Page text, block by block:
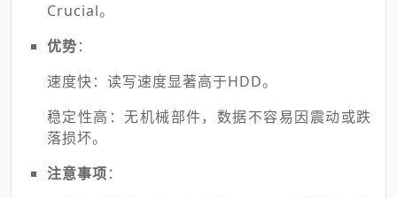
Crucial。
优势：
速度快：读写速度显著高于HDD。
稳定性高：无机械部件，数据不容易因震动或跌
落损坏。
注意事项：